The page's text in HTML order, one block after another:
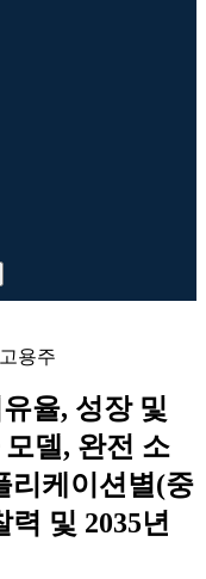
용주
율, 성장 및
델, 완전 소
리케이션별(중
및 2035년